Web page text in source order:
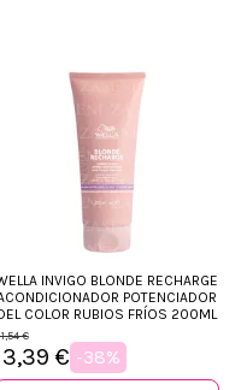
INVIGO BLONDE RECHARGE
POTENCIADOR
COLOR RUBIOS FRÍOS 200ML
€
€ -38%